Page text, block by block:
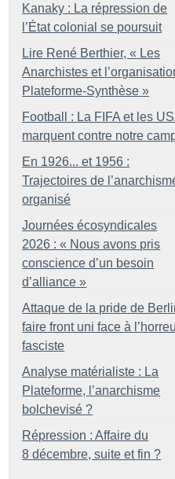
Kanaky : La répression de
l’État colonial se poursuit
Lire René Berthier, « Les
Anarchistes et
Plateforme-Synthèse »
Football : La FIFA et les
marquent contre notre
En 1926... et 1956 :
Trajectoires de
organisé
Journées écosyndicales
2026 : « Nous avons pris
conscience d’un besoin
d’alliance »
Attaque de la pride de
faire front uni face à
fasciste
Analyse matérialiste : La
Plateforme, l’anarchisme
bolchevisé ?
Répression : Affaire du
8 décembre, suite et fin ?